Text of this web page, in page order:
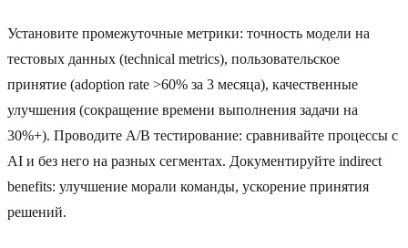
Установите промежуточные метрики: точность модели на
тестовых данных (technical metrics), пользовательское
принятие (adoption rate >60% за 3 месяца), качественные
улучшения (сокращение времени выполнения задачи на
30%+). Проводите A/B тестирование: сравнивайте процессы с
AI и без него на разных сегментах. Документируйте indirect
benefits: улучшение морали команды, ускорение принятия
решений.